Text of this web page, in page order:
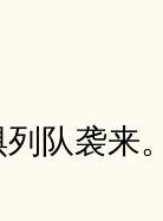
队袭来